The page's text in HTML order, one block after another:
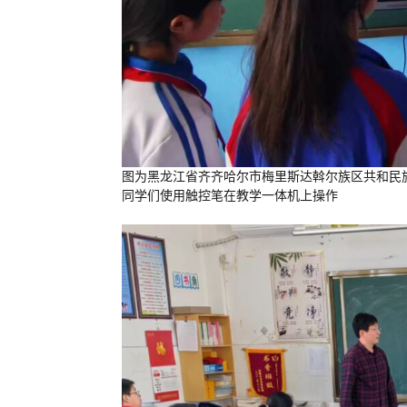
图为黑龙江省齐齐哈尔市梅里斯达斡尔族区共和民
同学们使用触控笔在教学一体机上操作